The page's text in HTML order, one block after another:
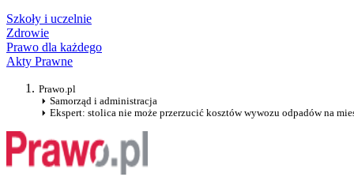
Szkoły i uczelnie
Zdrowie
Prawo dla każdego
Akty Prawne
Prawo.pl
Samorząd i administracja
Ekspert: stolica nie może przerzucić kosztów wywozu odpadów na